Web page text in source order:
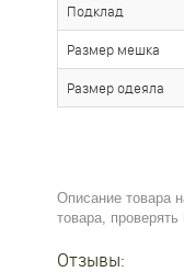
Подклад
Размер мешка
Размер одеяла
Описание товара
товара,
Отзывы: